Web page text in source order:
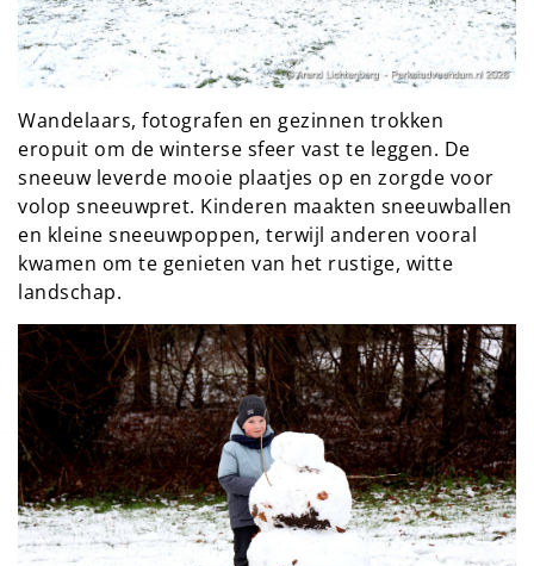
Wandelaars, fotografen en gezinnen trokken
eropuit om de winterse sfeer vast te leggen. De
sneeuw leverde mooie plaatjes op en zorgde voor
volop sneeuwpret. Kinderen maakten sneeuwballen
en kleine sneeuwpoppen, terwijl anderen vooral
kwamen om te genieten van het rustige, witte
landschap.